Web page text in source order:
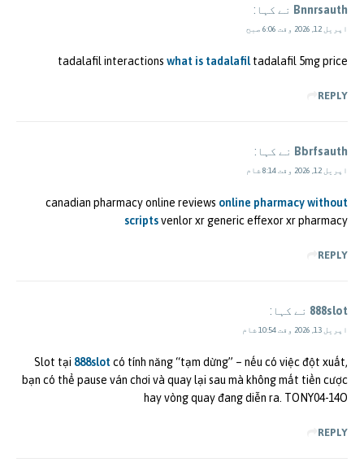
Bnnrsauth نے کہا:
اپریل 12, 2026 وقت 6:06 صبح
tadalafil interactions what is tadalafiltadalafil 5mg price
REPLY
Bbrfsauth نے کہا:
اپریل 12, 2026 وقت 8:14 شام
canadian pharmacy online reviews online pharmacy without
scriptsvenlor xr generic effexor xr pharmacy
REPLY
888slot نے کہا:
اپریل 13, 2026 وقت 10:54 شام
Slot tại 888slotcó tính năng “tạm dừng” – nếu có việc đột xuất,
bạn có thể pause ván chơi và quay lại sau mà không mất tiền cược
hay vòng quay đang diễn ra. TONY04-14O
REPLY